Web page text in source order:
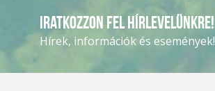
Iratkozzon fel hírlevelünkre!
Hírek, információk és események!